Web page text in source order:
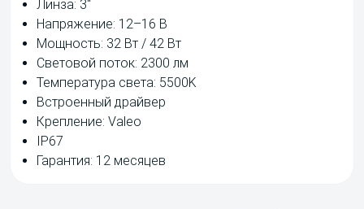
Линза: 3"
Напряжение: 12–16 В
Мощность: 32 Вт / 42 Вт
Световой поток: 2300 лм
Температура света: 5500K
Встроенный драйвер
Крепление: Valeo
IP67
Гарантия: 12 месяцев